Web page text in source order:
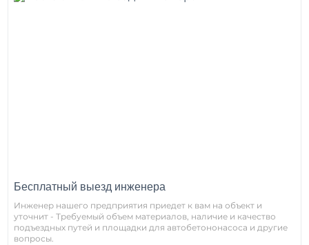
Бесплатный выезд инженера
Инженер нашего предприятия приедет к вам на объект и
уточнит - Требуемый объем материалов, наличие и качество
подъездных путей и площадки для автобетононасоса и другие
вопросы.